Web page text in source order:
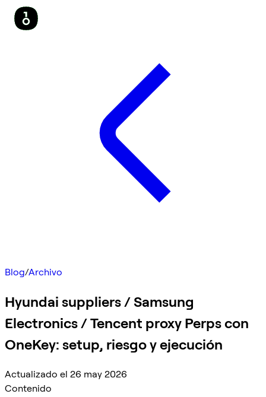
Blog/Archivo
Hyundai suppliers / Samsung
Electronics / Tencent proxy Perps con
OneKey: setup, riesgo y ejecución
Actualizado el 26 may 2026
Contenido